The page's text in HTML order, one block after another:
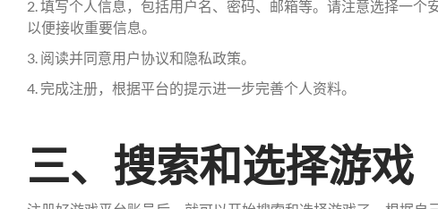
2. 填写个人信息，包括用户名、密码、邮箱等。请注意选择一个
以便接收重要信息。
3. 阅读并同意用户协议和隐私政策。
4. 完成注册，根据平台的提示进一步完善个人资料。
三、搜索和选择游戏